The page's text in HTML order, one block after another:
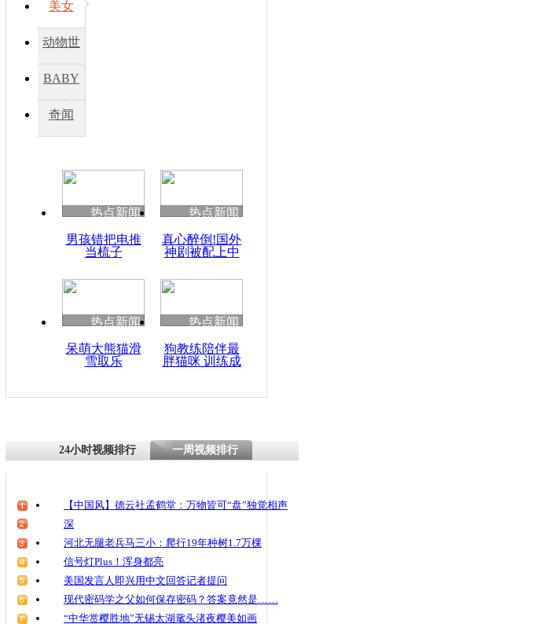
四川兴文苗乡上万人欢
度苗族花山节
清明祭英烈 哀思悼忠
我国首道高铁防风工程
美女
动物世
BABY
秀
奇闻
热点新闻
男孩错把电推
当梳子
热点新闻
真心醉倒!国外
神剧被配上中
热点新闻
呆萌大熊猫滑
雪取乐
热点新闻
狗教练陪伴最
胖猫咪 训练成
24小时视频排行 一周视频排行
【中国风】德云社孟鹤堂：万物皆可“盘”独觉相声
深
河北无腿老兵马三小：爬行19年种树1.7万棵
信号灯Plus！浑身都亮
美国发言人即兴用中文回答记者提问
现代密码学之父如何保存密码？答案竟然是……
“中华赏樱胜地”无锡太湖鼋头渚夜樱美如画